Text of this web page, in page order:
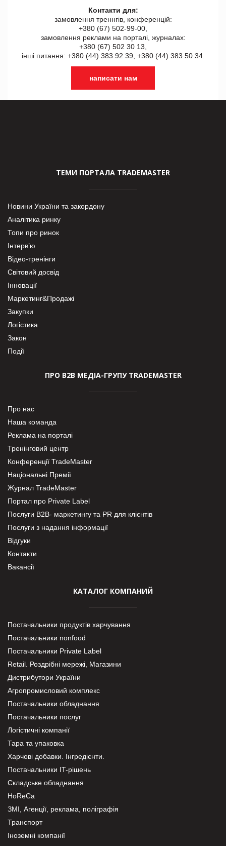
Контакти для:
замовлення треннгів, конференцій:
+380 (67) 502-99-00,
замовлення реклами на порталі, журналах:
+380 (67) 502 30 13,
інші питання: +380 (44) 383 92 39, +380 (44) 383 50 34.
написати нам
ТЕМИ ПОРТАЛА TRADEMASTER
Новини України та закордону
Аналітика ринку
Топи про ринок
Інтерв’ю
Відео-тренінги
Світовий досвід
Інновації
Маркетинг&Продажі
Закупки
Логістика
Закон
Події
ПРО В2В МЕДІА-ГРУПУ TRADEMASTER
Про нас
Наша команда
Реклама на порталі
Тренінговий центр
Конференції TradeMaster
Національні Премії
Журнал TradeMaster
Портал про Private Label
Послуги В2В- маркетингу та PR для клієнтів
Послуги з надання інформації
Відгуки
Контакти
Вакансії
КАТАЛОГ КОМПАНИЙ
Постачальники продуктів харчування
Постачальники nonfood
Постачальники Private Label
Retail. Роздрібні мережі, Магазини
Дистрибутори України
Агропромисловий комплекс
Постачальники обладнання
Постачальники послуг
Логістичні компанії
Тара та упаковка
Харчові добавки. Інгредієнти.
Постачальники IT-рішень
Складське обладнання
HoReCa
ЗМІ, Агенції, реклама, поліграфія
Транспорт
Іноземні компанії